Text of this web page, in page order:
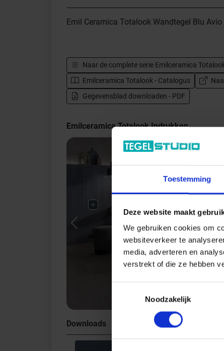
Toestemming
Deze website maakt
We gebruiken cookies om
websiteverkeer te
media, adverteren en
verstrekt of die ze hebben
Noodzakelijk
Emil Ceramica Totalook Wandtegel Blu
Naar de complete serie Emilceramica
Emilceramica Totalook - Catalogus
Gegevensblad downloaden - PDF
Emilceramica Totalook Indrukken
Previous
Downloads